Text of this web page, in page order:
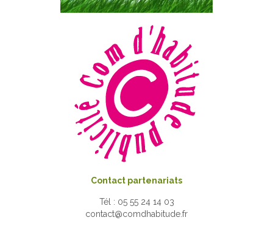
Contact partenariats
Tél : 05 55 24 14 03
contact@comdhabitude.fr